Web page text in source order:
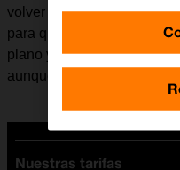
volver a la pantalla de
para que actualice el
plano y así se puede
aunque una app no esté
Nuestras tarifas